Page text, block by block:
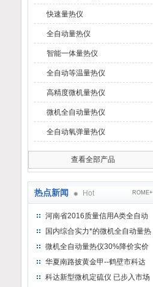
快速量热仪
全自动量热仪
智能一体量热仪
全自动等温量热仪
高精度微机量热仪
微机全自动量热仪
全自动氧弹量热仪
查看全部产品
热点新闻 Hot ROME+
河南省2016质量信用A类全自动
量热仪
国内综合实力*的微机全自动量热
仪制造企业
微机全自动量热仪30%降价实价
出售
华夏南路披黄金甲--鹤壁市科达
仪器仪表有限公司
科达新型微机定硫仪 已步入市场